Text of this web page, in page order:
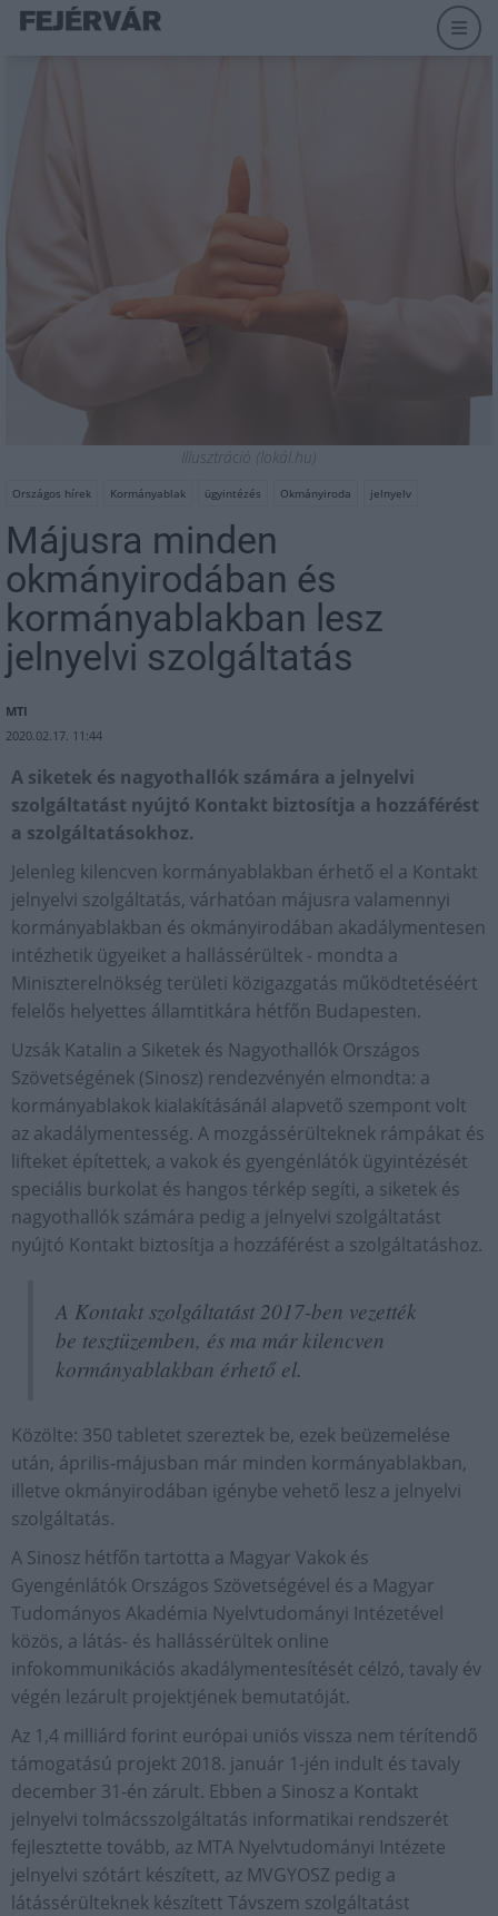
Illusztráció (lokál.hu)
Országos hírek Kormányablak ügyintézés Okmányiroda jelnyelv
Májusra minden
okmányirodában és
kormányablakban lesz
jelnyelvi szolgáltatás
MTI
2020.02.17. 11:44
A siketek és nagyothallók számára a jelnyelvi
szolgáltatást nyújtó Kontakt biztosítja a hozzáférést
a szolgáltatásokhoz.
Jelenleg kilencven kormányablakban érhető el a Kontakt
jelnyelvi szolgáltatás, várhatóan májusra valamennyi
kormányablakban és okmányirodában akadálymentesen
intézhetik ügyeiket a hallássérültek - mondta a
Miniszterelnökség területi közigazgatás működtetéséért
felelős helyettes államtitkára hétfőn Budapesten.
Uzsák Katalin a Siketek és Nagyothallók Országos
Szövetségének (Sinosz) rendezvényén elmondta: a
kormányablakok kialakításánál alapvető szempont volt
az akadálymentesség. A mozgássérülteknek rámpákat és
lifteket építettek, a vakok és gyengénlátók ügyintézését
speciális burkolat és hangos térkép segíti, a siketek és
nagyothallók számára pedig a jelnyelvi szolgáltatást
nyújtó Kontakt biztosítja a hozzáférést a szolgáltatáshoz.
A Kontakt szolgáltatást 2017-ben vezették
be tesztüzemben, és ma már kilencven
kormányablakban érhető el.
Közölte: 350 tabletet szereztek be, ezek beüzemelése
után, április-májusban már minden kormányablakban,
illetve okmányirodában igénybe vehető lesz a jelnyelvi
szolgáltatás.
A Sinosz hétfőn tartotta a Magyar Vakok és
Gyengénlátók Országos Szövetségével és a Magyar
Tudományos Akadémia Nyelvtudományi Intézetével
közös, a látás- és hallássérültek online
infokommunikációs akadálymentesítését célzó, tavaly év
végén lezárult projektjének bemutatóját.
Az 1,4 milliárd forint európai uniós vissza nem térítendő
támogatású projekt 2018. január 1-jén indult és tavaly
december 31-én zárult. Ebben a Sinosz a Kontakt
jelnyelvi tolmácsszolgáltatás informatikai rendszerét
fejlesztette tovább, az MTA Nyelvtudományi Intézete
jelnyelvi szótárt készített, az MVGYOSZ pedig a
látássérülteknek készített Távszem szolgáltatást